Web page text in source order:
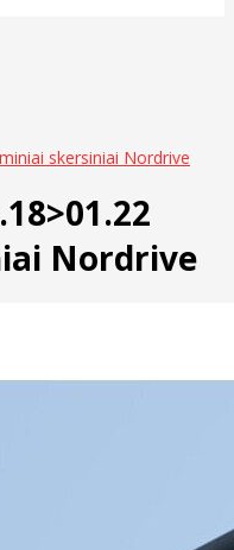
skersiniai Nordrive
Nordrive